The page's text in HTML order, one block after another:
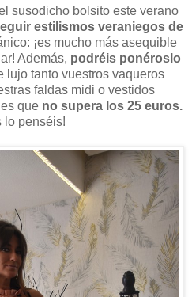
susodicho bolsito este verano
estilismos veraniegos de
¡es mucho más asequible
Además, podréis ponéroslo
lujo tanto vuestros vaqueros
faldas midi o vestidos
que no supera los 25 euros.
lo penséis!